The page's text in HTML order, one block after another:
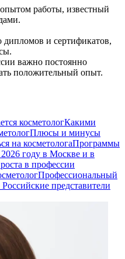
работы, известный
и сертификатов,
важно постоянно
положительный опыт.
косметологКакими
Плюсы и минусы
на косметологаПрограммы
2026 году в Москве и в
в профессии
Профессиональный
представители